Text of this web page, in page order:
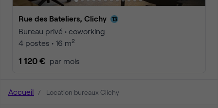
Rue des Bateliers, Clichy
Bureau privé • coworking
4 postes • 16 m2
1 120 € par mois
Accueil Location bureaux Clichy